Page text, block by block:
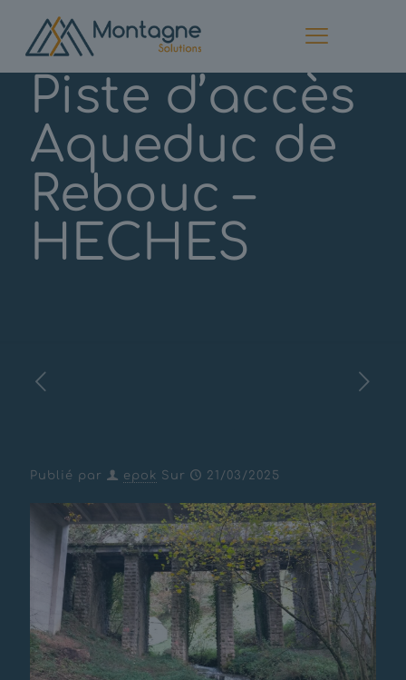
Piste d’accès
Aqueduc de
Rebouc –
HECHES
Publié par epok Sur 21/03/2025